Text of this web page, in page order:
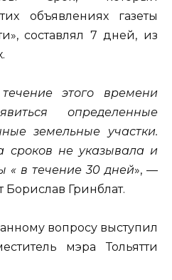
объявлениях газеты
составлял 7 дней, из
этого времени
определенные
земельные участки.
сроков не указывала и
« в течение 30 дней», —
Борислав Гринблат.
вопросу выступил
мэра Тольятти